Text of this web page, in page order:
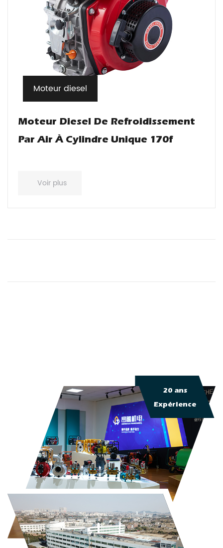
Moteur diesel
Moteur Diesel De Refroidissement
Par Air À Cylindre Unique 170f
Voir plus
20 ans
Expérience